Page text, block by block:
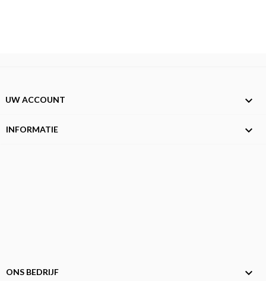
INFORMATIE 
ONS BEDRIJF 
UW ACCOUNT 